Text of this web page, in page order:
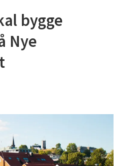
bygge
Nye